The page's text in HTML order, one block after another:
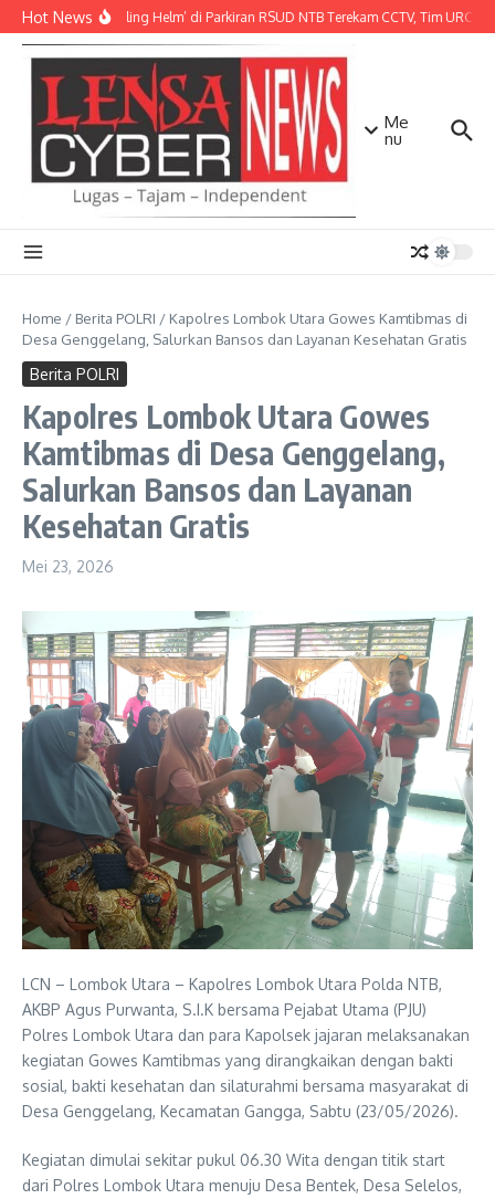
Lewati ke konten
Hot NewsAksi ‘Maling Helm’ di Parkiran RSUD NTB Terekam CCTV, Tim URC
Me
nu
Home / Berita POLRI / Kapolres Lombok Utara Gowes Kamtibmas di
Desa Genggelang, Salurkan Bansos dan Layanan Kesehatan Gratis
Berita POLRI
Kapolres Lombok Utara Gowes
Kamtibmas di Desa Genggelang,
Salurkan Bansos dan Layanan
Kesehatan Gratis
Mei 23, 2026
LCN – Lombok Utara – Kapolres Lombok Utara Polda NTB,
AKBP Agus Purwanta, S.I.K bersama Pejabat Utama (PJU)
Polres Lombok Utara dan para Kapolsek jajaran melaksanakan
kegiatan Gowes Kamtibmas yang dirangkaikan dengan bakti
sosial, bakti kesehatan dan silaturahmi bersama masyarakat di
Desa Genggelang, Kecamatan Gangga, Sabtu (23/05/2026).
Kegiatan dimulai sekitar pukul 06.30 Wita dengan titik start
dari Polres Lombok Utara menuju Desa Bentek, Desa Selelos,